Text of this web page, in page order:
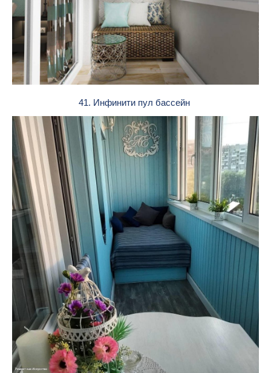
41. Инфинити пул бассейн